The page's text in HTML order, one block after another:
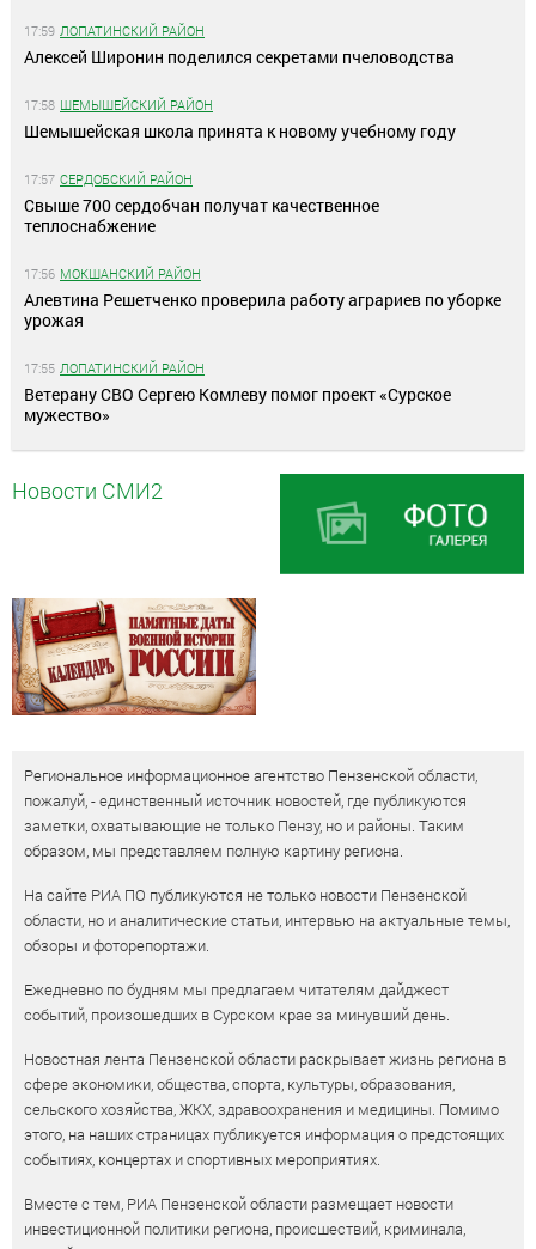
17:59 ЛОПАТИНСКИЙ РАЙОН
Алексей Широнин поделился секретами пчеловодства
17:58 ШЕМЫШЕЙСКИЙ РАЙОН
Шемышейская школа принята к новому учебному году
17:57 СЕРДОБСКИЙ РАЙОН
Свыше 700 сердобчан получат качественное
теплоснабжение
17:56 МОКШАНСКИЙ РАЙОН
Алевтина Решетченко проверила работу аграриев по уборке
урожая
17:55 ЛОПАТИНСКИЙ РАЙОН
Ветерану СВО Сергею Комлеву помог проект «Сурское
мужество»
Новости СМИ2
Региональное информационное агентство Пензенской области,
пожалуй, - единственный источник новостей, где публикуются
заметки, охватывающие не только Пензу, но и районы. Таким
образом, мы представляем полную картину региона.
На сайте РИА ПО публикуются не только новости Пензенской
области, но и аналитические статьи, интервью на актуальные темы,
обзоры и фоторепортажи.
Ежедневно по будням мы предлагаем читателям дайджест
событий, произошедших в Сурском крае за минувший день.
Новостная лента Пензенской области раскрывает жизнь региона в
сфере экономики, общества, спорта, культуры, образования,
сельского хозяйства, ЖКХ, здравоохранения и медицины. Помимо
этого, на наших страницах публикуется информация о предстоящих
событиях, концертах и спортивных мероприятиях.
Вместе с тем, РИА Пензенской области размещает новости
инвестиционной политики региона, происшествий, криминала,